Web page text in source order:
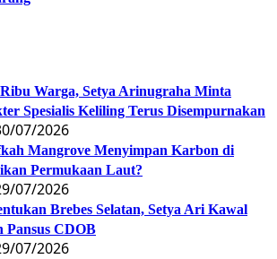
Warga, Setya Arinugraha Minta
Spesialis Keliling Terus Disempurnakan
07/2026
Mangrove Menyimpan Karbon di
Permukaan Laut?
07/2026
Brebes Selatan, Setya Ari Kawal
Pansus CDOB
07/2026